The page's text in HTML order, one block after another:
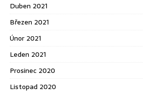
Duben 2021
Březen 2021
Únor 2021
Leden 2021
Prosinec 2020
Listopad 2020